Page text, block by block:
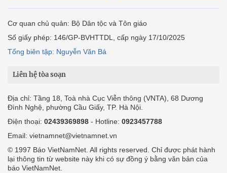
Cơ quan chủ quản: Bộ Dân tộc và Tôn giáo
Số giấy phép: 146/GP-BVHTTDL, cấp ngày 17/10/2025
Tổng biên tập: Nguyễn Văn Bá
Liên hệ tòa soạn
Địa chỉ: Tầng 18, Toà nhà Cục Viễn thông (VNTA), 68 Dương
Đình Nghệ, phường Cầu Giấy, TP. Hà Nội.
Điện thoại: 02439369898 - Hotline: 0923457788
Email: vietnamnet@vietnamnet.vn
© 1997 Báo VietNamNet. All rights reserved. Chỉ được phát hành
lại thông tin từ website này khi có sự đồng ý bằng văn bản của
báo VietNamNet.